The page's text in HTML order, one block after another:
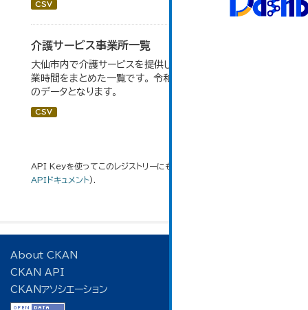
CSV
介護サービス事業所一覧
大仙市内で介護サービスを提供している事業所の住所や営
業時間をまとめた一覧です。 令和６年１月１日調査時点で
のデータとなります。
CSV
API Keyを使ってこのレジストリーにもアクセス可能です
APIドキュメント).
About CKAN
CKAN API
CKANアソシエーション